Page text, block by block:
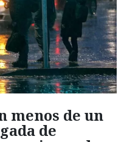
menos de un
de